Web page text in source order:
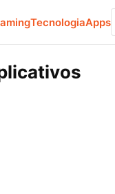
TecnologiaApps